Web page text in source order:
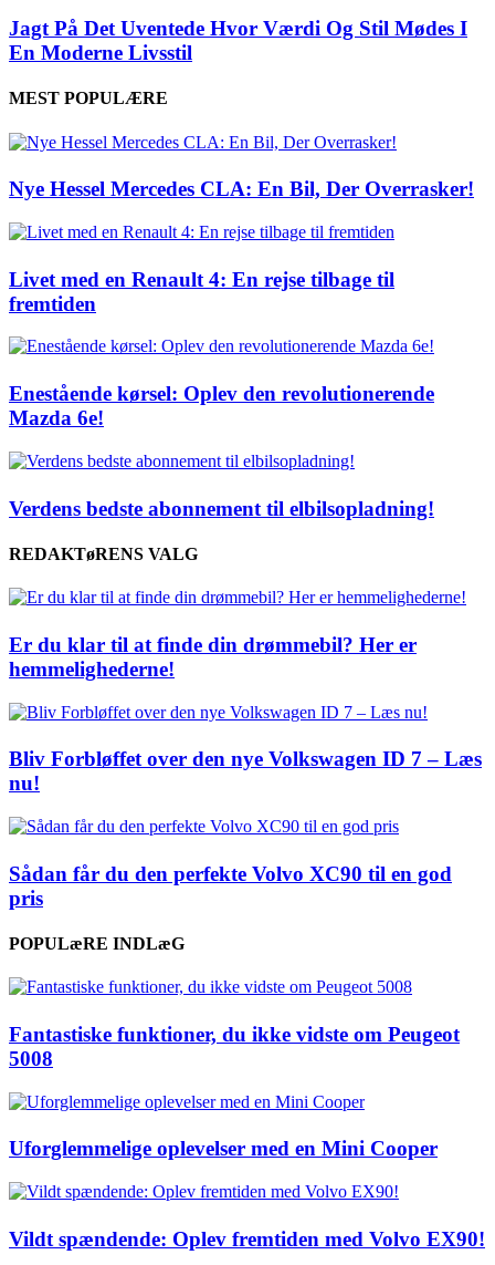
Jagt På Det Uventede Hvor Værdi Og Stil Mødes I
En Moderne Livsstil
MEST POPULÆRE
Nye Hessel Mercedes CLA: En Bil, Der Overrasker!
Livet med en Renault 4: En rejse tilbage til
fremtiden
Enestående kørsel: Oplev den revolutionerende
Mazda 6e!
Verdens bedste abonnement til elbilsopladning!
REDAKTøRENS VALG
Er du klar til at finde din drømmebil? Her er
hemmelighederne!
Bliv Forbløffet over den nye Volkswagen ID 7 – Læs
nu!
Sådan får du den perfekte Volvo XC90 til en god
pris
POPULæRE INDLæG
Fantastiske funktioner, du ikke vidste om Peugeot
5008
Uforglemmelige oplevelser med en Mini Cooper
Vildt spændende: Oplev fremtiden med Volvo EX90!